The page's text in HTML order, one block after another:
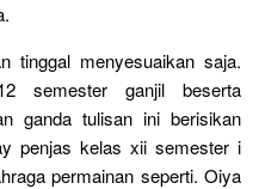
tinggal menyesuaikan saja.
semester ganjil beserta
ganda tulisan ini berisikan
penjas kelas xii semester i
permainan seperti. Oiya